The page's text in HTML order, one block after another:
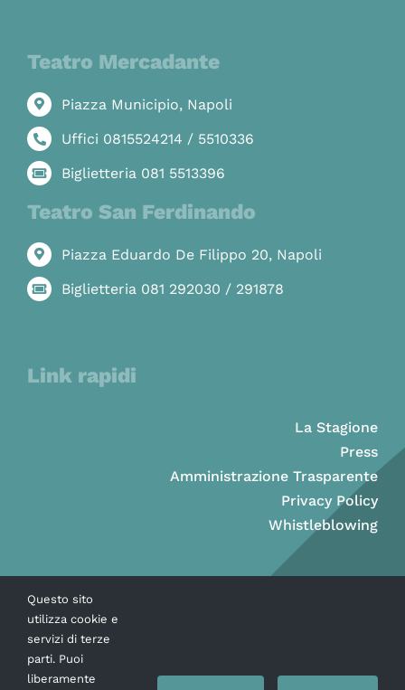
Teatro Mercadante
Piazza Municipio, Napoli
Uffici 0815524214 / 5510336
Biglietteria 081 5513396
Teatro San Ferdinando
Piazza Eduardo De Filippo 20, Napoli
Biglietteria 081 292030 / 291878
Link rapidi
La Stagione
Press
Amministrazione Trasparente
Privacy Policy
Whistleblowing
Questo sito
utilizza cookie e
servizi di terze
parti. Puoi
liberamente